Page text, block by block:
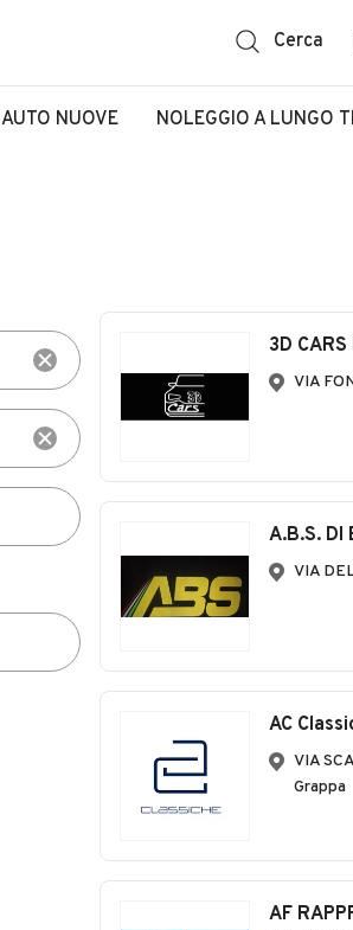
Cerca
AUTO NUOVE NOLEGGIO A LUNGO
3D CARS
VIA
A.B.S. DI
VIA
AC
VIA
Grappa
AF